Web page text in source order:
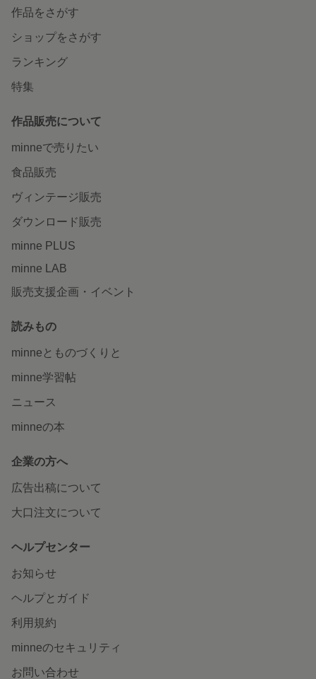
作品をさがす
ショップをさがす
ランキング
特集
作品販売について
minneで売りたい
食品販売
ヴィンテージ販売
ダウンロード販売
minne PLUS
minne LAB
販売支援企画・イベント
読みもの
minneとものづくりと
minne学習帖
ニュース
minneの本
企業の方へ
広告出稿について
大口注文について
ヘルプセンター
お知らせ
ヘルプとガイド
利用規約
minneのセキュリティ
お問い合わせ